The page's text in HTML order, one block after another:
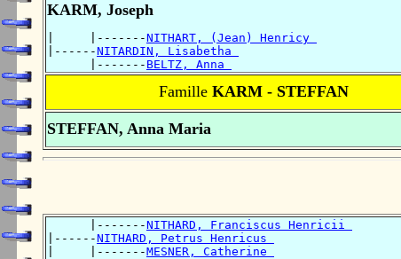
KARM, Joseph
|     |-------NITHART, (Jean) Henricy
|------NITARDIN, Lisabetha
      |-------
BELTZ, Anna
Famille KARM - STEFFAN
STEFFAN, Anna Maria
      |-------
NITHARD, Franciscus Henricii
|------NITHARD, Petrus Henricus
|     |-------MESNER, Catherine